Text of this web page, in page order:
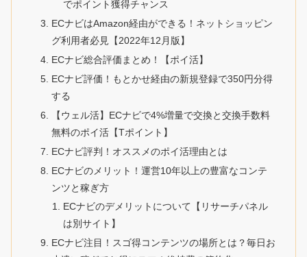
でポイント獲得チャンス
ECナビはAmazon経由ができる！ネットショッピン
グ利用者必見【2022年12月版】
ECナビ総合評価まとめ！【ポイ活】
ECナビ評価！もとかせ経由の新規登録で350円分得
する
【ウェル活】ECナビで4%増量で交換と交換手数料
無料のポイ活【Tポイント】
ECナビ評判！オススメのポイ活理由とは
ECナビのメリット！運営10年以上の豊富なコンテ
ンツと稼ぎ方
ECナビのデメリットについて【リサーチパネル
は別サイト】
ECナビ注目！スゴ得コンテンツの場所とは？毎日お